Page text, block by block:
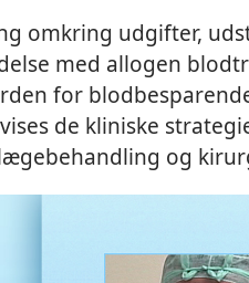
omkring udgifter,
med allogen
for
de kliniske
og